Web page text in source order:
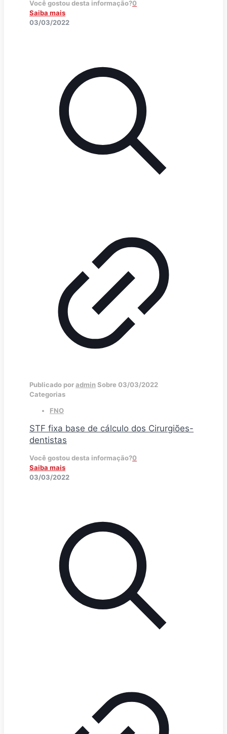
Você gostou desta informação?0
Saiba mais
03/03/2022
Publicado poradminSobre 03/03/2022
Categorias
FNO
STF fixa base de cálculo dos Cirurgiões-
dentistas
Você gostou desta informação?0
Saiba mais
03/03/2022